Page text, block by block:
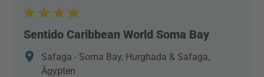
Sentido Caribbean World Soma Bay
Safaga - Soma Bay, Hurghada & Safaga,
Ägypten